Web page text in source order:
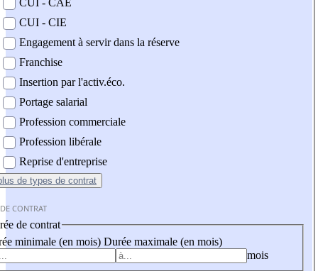
CUI - CAE
CUI - CIE
Engagement à servir dans la réserve
Franchise
Insertion par l'activ.éco.
Portage salarial
Profession commerciale
Profession libérale
Reprise d'entreprise
de types de contrat
CONTRAT
de contrat
minimale (en mois) Durée maximale (en mois)
mois